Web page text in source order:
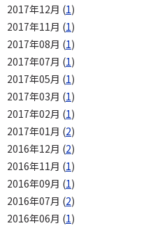
2017年12月 (1)
2017年11月 (1)
2017年08月 (1)
2017年07月 (1)
2017年05月 (1)
2017年03月 (1)
2017年02月 (1)
2017年01月 (2)
2016年12月 (2)
2016年11月 (1)
2016年09月 (1)
2016年07月 (2)
2016年06月 (1)